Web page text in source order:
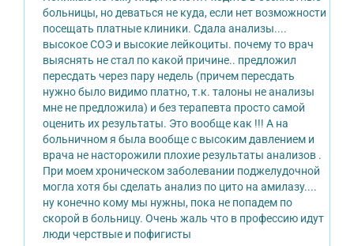
больницы, но деваться не куда, если нет возможности
посещать платные клиники. Сдала анализы....
высокое СОЭ и высокие лейкоциты. почему то врач
выяснять не стал по какой причине.. предложил
пересдать через пару недель (причем пересдать
нужно было видимо платно, т.к. талоны не анализы
мне не предложила) и без терапевта просто самой
оценить их результаты. Это вообще как !!! А на
больничном я была вообще с высоким давлением и
врача не насторожили плохие результаты анализов .
При моем хроническом заболевании поджелудочной
могла хотя бы сделать анализ по цито на амилазу....
ну конечно кому мы нужны, пока не попадем по
скорой в больницу. Очень жаль что в профессию идут
люди черствые и пофигисты